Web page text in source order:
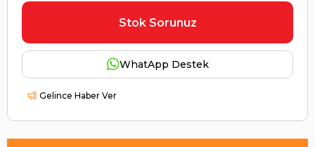
Stok Sorunuz
WhatApp Destek
Gelince Haber Ver